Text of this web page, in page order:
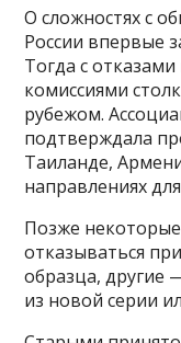
О сложностях с
России впервые
Тогда с
комиссиями
рубежом.
подтверждала
Таиланде,
направлениях
Позже некоторые
отказываться
образца, другие
из новой серии